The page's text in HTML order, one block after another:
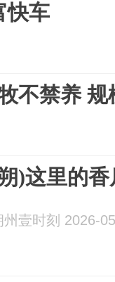
快车
不禁养
)这里的
州壹时刻 2026-